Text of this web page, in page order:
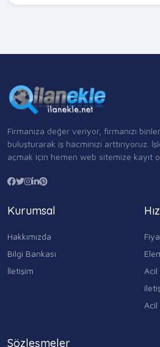
Firmanıza değer veriyor, firmanızı
buluşturarak iş hacminizi arttırıyoruz.
açmak için hemen web sitemize kayıt
Kurumsal
Hakkımızda
Bilgi Bankası
İletişim
Sözleşmeler